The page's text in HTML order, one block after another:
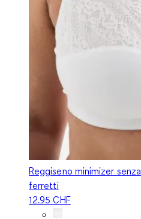
Reggiseno minimizer senza
ferretti
12.95 CHF